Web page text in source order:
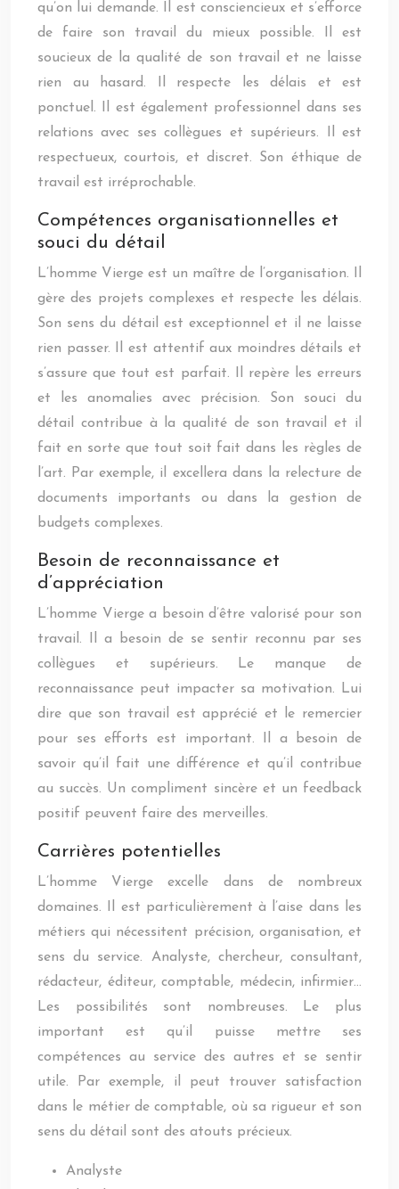
qu’on lui demande. Il est consciencieux et s’efforce
de faire son travail du mieux possible. Il est
soucieux de la qualité de son travail et ne laisse
rien au hasard. Il respecte les délais et est
ponctuel. Il est également professionnel dans ses
relations avec ses collègues et supérieurs. Il est
respectueux, courtois, et discret. Son éthique de
travail est irréprochable.
Compétences organisationnelles et
souci du détail
L’homme Vierge est un maître de l’organisation. Il
gère des projets complexes et respecte les délais.
Son sens du détail est exceptionnel et il ne laisse
rien passer. Il est attentif aux moindres détails et
s’assure que tout est parfait. Il repère les erreurs
et les anomalies avec précision. Son souci du
détail contribue à la qualité de son travail et il
fait en sorte que tout soit fait dans les règles de
l’art. Par exemple, il excellera dans la relecture de
documents importants ou dans la gestion de
budgets complexes.
Besoin de reconnaissance et
d’appréciation
L’homme Vierge a besoin d’être valorisé pour son
travail. Il a besoin de se sentir reconnu par ses
collègues et supérieurs. Le manque de
reconnaissance peut impacter sa motivation. Lui
dire que son travail est apprécié et le remercier
pour ses efforts est important. Il a besoin de
savoir qu’il fait une différence et qu’il contribue
au succès. Un compliment sincère et un feedback
positif peuvent faire des merveilles.
Carrières potentielles
L’homme Vierge excelle dans de nombreux
domaines. Il est particulièrement à l’aise dans les
métiers qui nécessitent précision, organisation, et
sens du service. Analyste, chercheur, consultant,
rédacteur, éditeur, comptable, médecin, infirmier…
Les possibilités sont nombreuses. Le plus
important est qu’il puisse mettre ses
compétences au service des autres et se sentir
utile. Par exemple, il peut trouver satisfaction
dans le métier de comptable, où sa rigueur et son
sens du détail sont des atouts précieux.
Analyste